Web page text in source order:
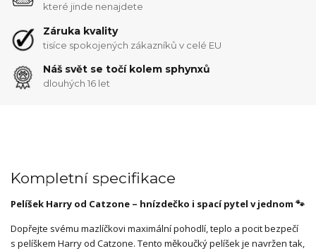
které jinde nenajdete
Záruka kvality
tisíce spokojených zákazníků v celé EU
Náš svět se točí kolem sphynxů
dlouhých 16 let
Kompletní specifikace
Pelíšek Harry od Catzone – hnízdečko i spací pytel v jednom 🐾
Dopřejte svému mazlíčkovi maximální pohodlí, teplo a pocit bezpečí
s pelíškem Harry od Catzone. Tento měkoučký pelíšek je navržen tak,